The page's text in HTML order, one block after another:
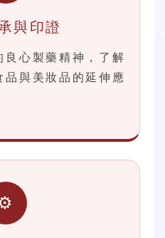
與印證
心製藥精神，了解
品與美妝品的延伸應